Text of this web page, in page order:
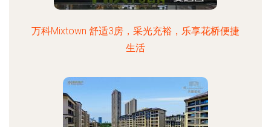
万科Mixtown 舒适3房，采光充裕，乐享花桥便捷
生活